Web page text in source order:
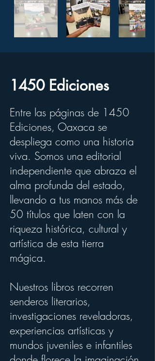
1450 Ediciones
Entre las páginas de 1450
Ediciones, Oaxaca se
despliega como una historia
viva. Somos una editorial
independiente que abraza el
alma profunda del estado,
llevando a tus manos más de
50 títulos que laten con la
riqueza histórica, cultural y
artística de esta tierra
mágica.
Nuestros libros recorren
senderos literarios,
investigaciones reveladoras,
experiencias artísticas y
mundos juveniles e infantiles